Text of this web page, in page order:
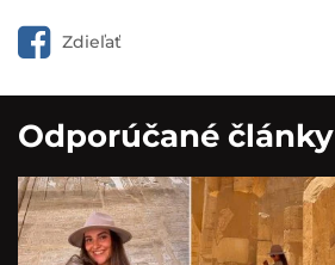
Zdieľať
Odporúčané články